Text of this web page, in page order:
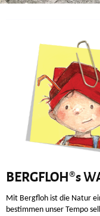
BERGFLOH®s
Mit Bergfloh ist die Natur
bestimmen unser Tempo